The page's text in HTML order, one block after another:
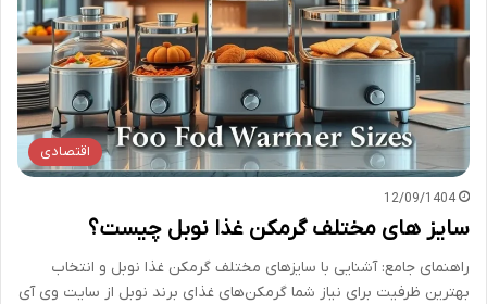
اقتصادی
12/09/1404
سایز های مختلف گرمکن غذا نوبل چیست؟
راهنمای جامع: آشنایی با سایزهای مختلف گرمکن غذا نوبل و انتخاب
بهترین ظرفیت برای نیاز شما گرمکن‌های غذای برند نوبل از سایت وی آی